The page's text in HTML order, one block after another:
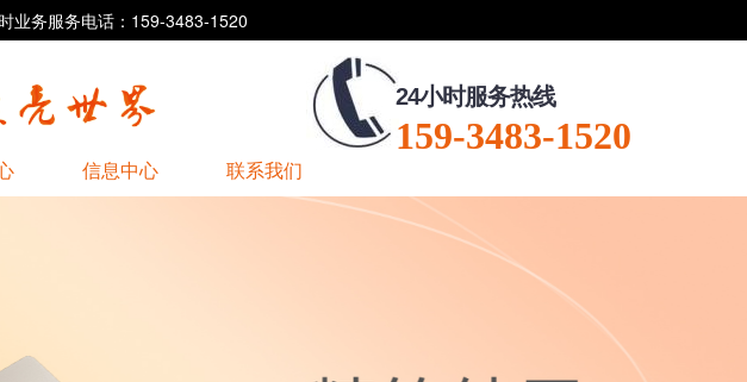
24小时服务热线
159-3483-1520
业务服务电话：159-3483-1520
信息中心 联系我们